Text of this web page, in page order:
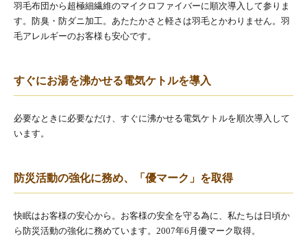
羽毛布団から超極細繊維のマイクロファイバーに順次導入して参りま
す。防臭・防ダニ加工。あたたかさと軽さは羽毛とかわりません。羽
毛アレルギーのお客様も安心です。
すぐにお湯を沸かせる電気ケトルを導入
必要なときに必要なだけ、すぐに沸かせる電気ケトルを順次導入して
います。
防災活動の強化に務め、「優マーク」を取得
快眠はお客様の安心から。お客様の安全を守る為に、私たちは日頃か
ら防災活動の強化に務めています。2007年6月優マーク取得。